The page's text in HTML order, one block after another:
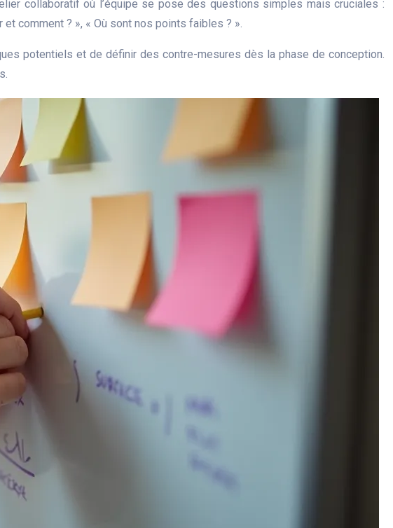
collaboratif où l’équipe se pose des questions simples mais cruciales :
comment ? », « Où sont nos points faibles ? ».
potentiels et de définir des contre-mesures dès la phase de conception.